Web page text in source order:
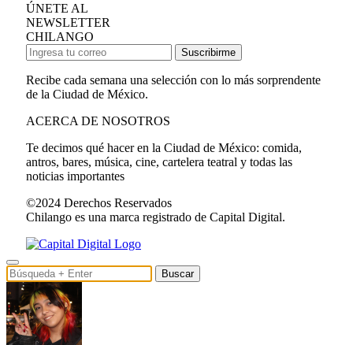
ÚNETE AL
NEWSLETTER
CHILANGO
Suscribirme
Recibe cada semana una selección con lo más sorprendente
de la Ciudad de México.
ACERCA DE NOSOTROS
Te decimos qué hacer en la Ciudad de México: comida,
antros, bares, música, cine, cartelera teatral y todas las
noticias importantes
©2024 Derechos Reservados
Chilango es una marca registrado de Capital Digital.
Buscar